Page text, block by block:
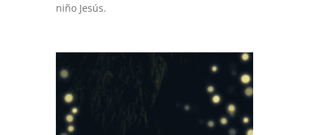
niño Jesús.